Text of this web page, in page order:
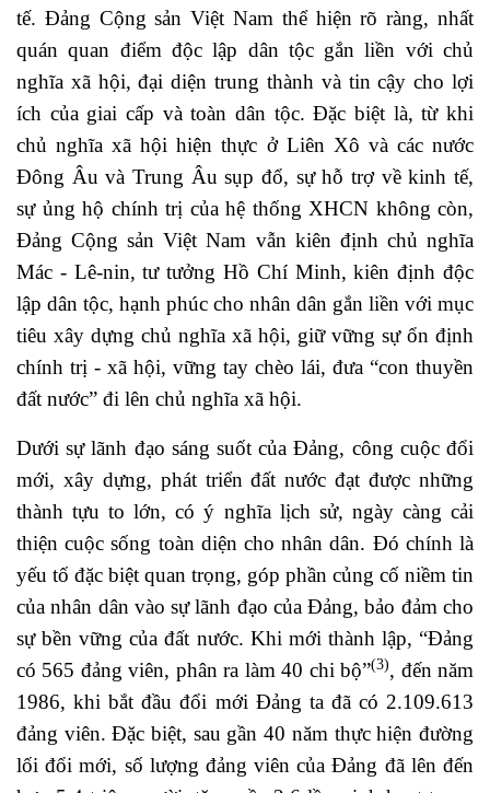
tế. Đảng Cộng sản Việt Nam thể hiện rõ ràng, nhất
quán quan điểm độc lập dân tộc gắn liền với chủ
nghĩa xã hội, đại diện trung thành và tin cậy cho lợi
ích của giai cấp và toàn dân tộc. Đặc biệt là, từ khi
chủ nghĩa xã hội hiện thực ở Liên Xô và các nước
Đông Âu và Trung Âu sụp đổ, sự hỗ trợ về kinh tế,
sự ủng hộ chính trị của hệ thống XHCN không còn,
Đảng Cộng sản Việt Nam vẫn kiên định chủ nghĩa
Mác - Lê-nin, tư tưởng Hồ Chí Minh, kiên định độc
lập dân tộc, hạnh phúc cho nhân dân gắn liền với mục
tiêu xây dựng chủ nghĩa xã hội, giữ vững sự ổn định
chính trị - xã hội, vững tay chèo lái, đưa “con thuyền
đất nước” đi lên chủ nghĩa xã hội.
Dưới sự lãnh đạo sáng suốt của Đảng, công cuộc đổi
mới, xây dựng, phát triển đất nước đạt được những
thành tựu to lớn, có ý nghĩa lịch sử, ngày càng cải
thiện cuộc sống toàn diện cho nhân dân. Đó chính là
yếu tố đặc biệt quan trọng, góp phần củng cố niềm tin
của nhân dân vào sự lãnh đạo của Đảng, bảo đảm cho
sự bền vững của đất nước. Khi mới thành lập, “Đảng
có 565 đảng viên, phân ra làm 40 chi bộ”(3), đến năm
1986, khi bắt đầu đổi mới Đảng ta đã có 2.109.613
đảng viên. Đặc biệt, sau gần 40 năm thực hiện đường
lối đổi mới, số lượng đảng viên của Đảng đã lên đến